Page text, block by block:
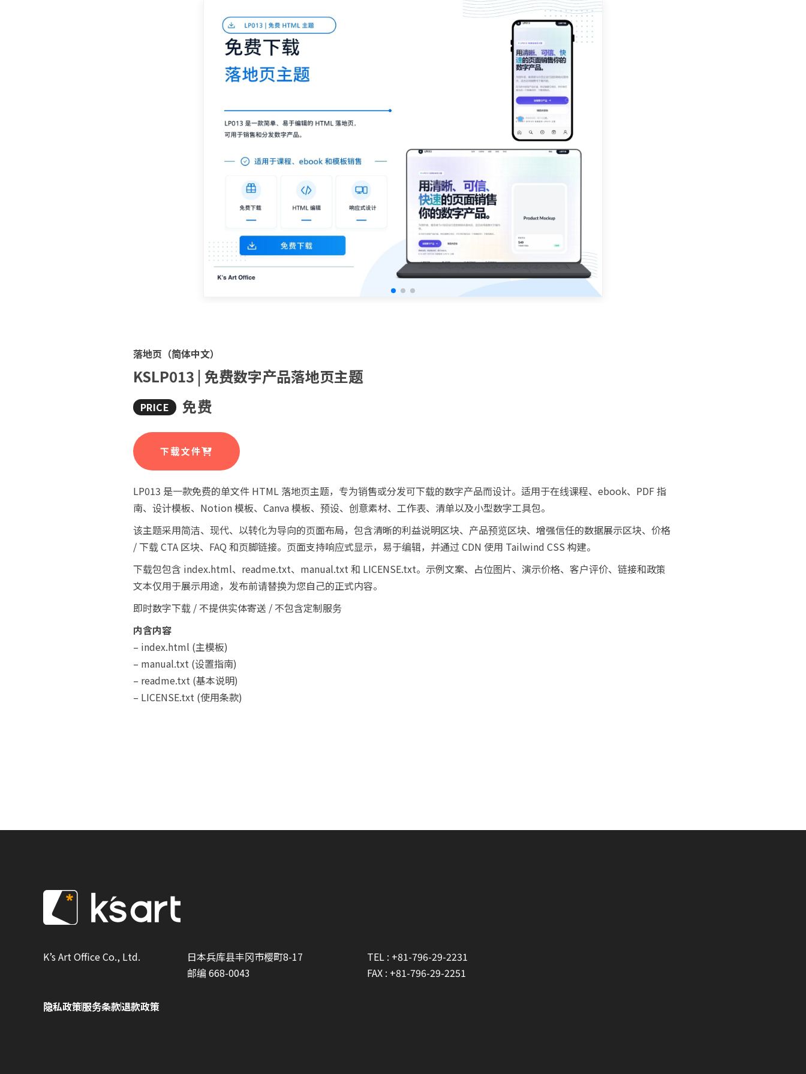
落地页（简体中文）
KSLP013 | 免费数字产品落地页主题
免费
下载文件
LP013 是一款免费的单文件 HTML 落地页主题，专为销售或分发可下载的数字产品而设计。适用于在线课程、ebook、PDF 指
南、设计模板、Notion 模板、Canva 模板、预设、创意素材、工作表、清单以及小型数字工具包。
该主题采用简洁、现代、以转化为导向的页面布局，包含清晰的利益说明区块、产品预览区块、增强信任的数据展示区块、价格
/ 下载 CTA 区块、FAQ 和页脚链接。页面支持响应式显示，易于编辑，并通过 CDN 使用 Tailwind CSS 构建。
下载包包含 index.html、readme.txt、manual.txt 和 LICENSE.txt。示例文案、占位图片、演示价格、客户评价、链接和政策
文本仅用于展示用途，发布前请替换为您自己的正式内容。
即时数字下载 / 不提供实体寄送 / 不包含定制服务
内含内容
– index.html (主模板)
– manual.txt (设置指南)
– readme.txt (基本说明)
– LICENSE.txt (使用条款)
K’s Art Office Co., Ltd.
日本兵库县丰冈市樱町8-17
邮编 668-0043
TEL : +81-796-29-2231
FAX : +81-796-29-2251
隐私政策服务条款退款政策